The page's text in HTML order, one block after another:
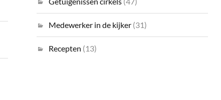
Medewerker in de kijker (31)
Recepten (13)